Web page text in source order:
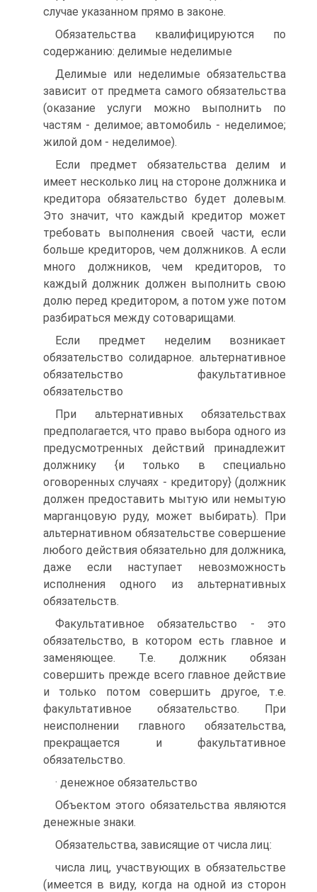
случае указанном прямо в законе.
Обязательства квалифицируются по
содержанию: делимые неделимые
Делимые или неделимые обязательства
зависит от предмета самого обязательства
(оказание услуги можно выполнить по
частям - делимое; автомобиль - неделимое;
жилой дом - неделимое).
Если предмет обязательства делим и
имеет несколько лиц на стороне должника и
кредитора обязательство будет долевым.
Это значит, что каждый кредитор может
требовать выполнения своей части, если
больше кредиторов, чем должников. А если
много должников, чем кредиторов, то
каждый должник должен выполнить свою
долю перед кредитором, а потом уже потом
разбираться между сотоварищами.
Если предмет неделим возникает
обязательство солидарное. альтернативное
обязательство факультативное
обязательство
При альтернативных обязательствах
предполагается, что право выбора одного из
предусмотренных действий принадлежит
должнику {и только в специально
оговоренных случаях - кредитору} (должник
должен предоставить мытую или немытую
марганцовую руду, может выбирать). При
альтернативном обязательстве совершение
любого действия обязательно для должника,
даже если наступает невозможность
исполнения одного из альтернативных
обязательств.
Факультативное обязательство - это
обязательство, в котором есть главное и
заменяющее. Т.е. должник обязан
совершить прежде всего главное действие
и только потом совершить другое, т.е.
факультативное обязательство. При
неисполнении главного обязательства,
прекращается и факультативное
обязательство.
· денежное обязательство
Объектом этого обязательства являются
денежные знаки.
Обязательства, зависящие от числа лиц:
числа лиц, участвующих в обязательстве
(имеется в виду, когда на одной из сторон